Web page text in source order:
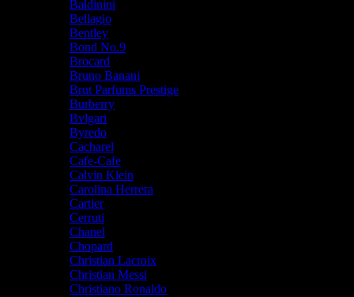
Baldinini
Bellagio
Bentley
Bond No.9
Brocard
Bruno Banani
Brut Parfums Prestige
Burberry
Bvlgari
Byredo
Cacharel
Cafe-Cafe
Calvin Klein
Carolina Herrera
Cartier
Cerruti
Chanel
Chopard
Christian Lacroix
Christian Messi
Christiano Ronaldo